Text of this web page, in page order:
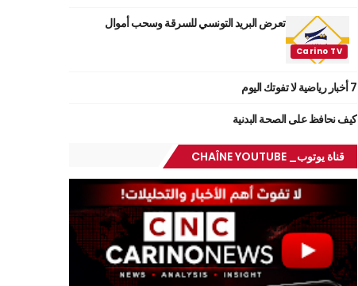
تعرض البريد التونسي للسرقة وسحب أموال
7 أخبار رياضية لا تفوتك اليوم
كيف نحافظ على الصحة البدنية
قناة يوتوب_ CHAÎNE YOUTUBE